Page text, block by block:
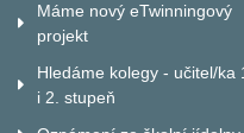
Máme nový eTwinningový
projekt
Hledáme kolegy - učitel/ka
i 2. stupeň